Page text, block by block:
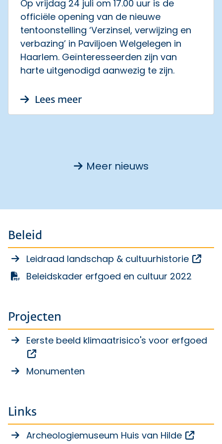
Op vrijdag 24 juli om 17.00 uur is de
officiële opening van de nieuwe
tentoonstelling ‘Verzinsel, verwijzing en
verbazing’ in Paviljoen Welgelegen in
Haarlem. Geïnteresseerden zijn van
harte uitgenodigd aanwezig te zijn.
Lees meerover Verzinsel, verwijzing en
Meer nieuws
Beleid
Leidraad landschap & cultuurhistorie
Beleidskader erfgoed en cultuur 2022
Projecten
Eerste beeld klimaatrisico's voor erfgoed
Monumenten
Links
Archeologiemuseum Huis van Hilde